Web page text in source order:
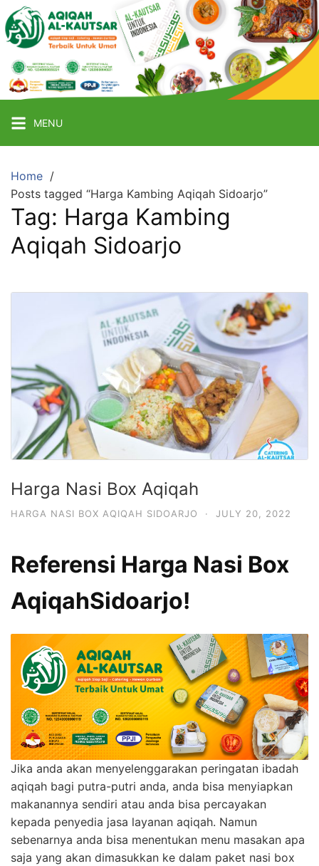
Skip
to
content
Aqiqah
Sidoarjo
Terbaik
Catering
&
Terpercaya
MENU
Home
Posts tagged “Harga Kambing Aqiqah Sidoarjo”
Tag: Harga Kambing
Aqiqah Sidoarjo
Harga Nasi Box Aqiqah
HARGA NASI BOX AQIQAH SIDOARJO · JULY 20, 2022
Referensi Harga Nasi Box
AqiqahSidoarjo!
Jika anda akan menyelenggarakan peringatan ibadah
aqiqah bagi putra-putri anda, anda bisa menyiapkan
makanannya sendiri atau anda bisa percayakan
kepada penyedia jasa layanan aqiqah. Namun
sebenarnya anda bisa menentukan menu masakan apa
saja yang akan dimasukkan ke dalam paket nasi box